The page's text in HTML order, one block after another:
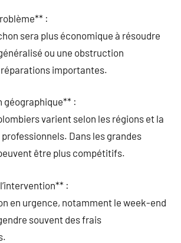
:
sera plus économique à résoudre
ou une obstruction
importantes.
:
varient selon les régions et la
Dans les grandes
être plus compétitifs.
:
en urgence, notamment le week-end
souvent des frais